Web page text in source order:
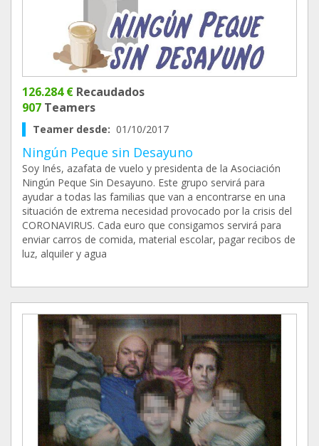
126.284 € Recaudados
907 Teamers
Teamer desde: 01/10/2017
Ningún Peque sin Desayuno
Soy Inés, azafata de vuelo y presidenta de la Asociación
Ningún Peque Sin Desayuno. Este grupo servirá para
ayudar a todas las familias que van a encontrarse en una
situación de extrema necesidad provocado por la crisis del
CORONAVIRUS. Cada euro que consigamos servirá para
enviar carros de comida, material escolar, pagar recibos de
luz, alquiler y agua